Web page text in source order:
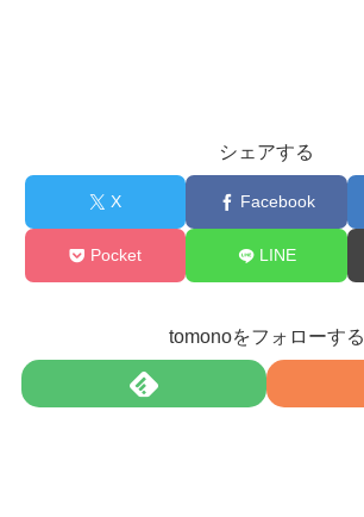
シェアする
X Facebook
Pocket LINE
tomonoをフォローする